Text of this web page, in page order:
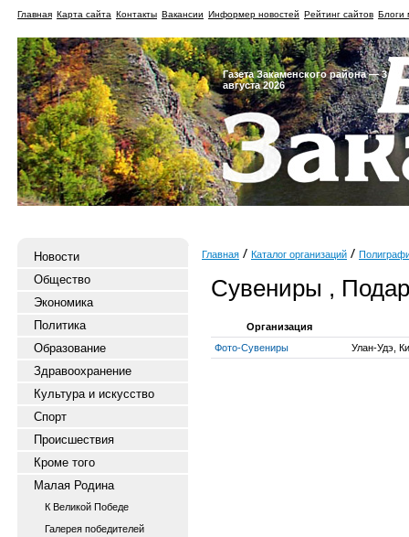
Главная Карта сайта Контакты Вакансии Информер новостей Рейтинг сайтов Блоги
Газета Закаменского района — 3
августа 2026
Новости
Общество
Экономика
Политика
Образование
Здравоохранение
Культура и искусство
Спорт
Происшествия
Кроме того
Малая Родина
К Великой Победе
Галерея победителей
Главная Каталог организаций
Сувениры ,
Организация
Фото-Сувениры
Улан-Удэ,